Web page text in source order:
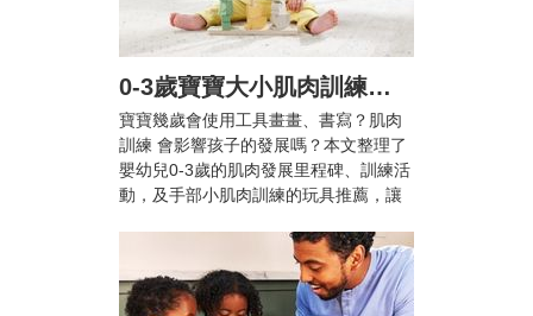
0-3歲寶寶大小肌肉訓練怎麼做？爸媽必知的肌肉發展里程碑與10+款推薦玩具
寶寶幾歲會使用工具畫畫、書寫？肌肉
訓練 會影響孩子的發展嗎？本文整理了
嬰幼兒0-3歲的肌肉發展里程碑、訓練活
動，及手部小肌肉訓練的玩具推薦，讓